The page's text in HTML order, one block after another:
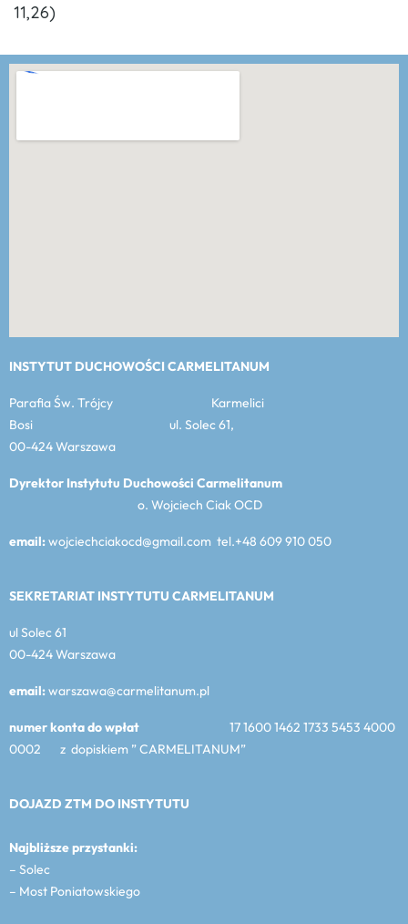
11,26)
INSTYTUT DUCHOWOŚCI CARMELITANUM
Parafia Św. Trójcy Karmelici
Bosi ul. Solec 61,
00-424 Warszawa
Dyrektor Instytutu Duchowości Carmelitanum
o. Wojciech Ciak OCD
email:wojciechciakocd@gmail.com tel.+48 609 910 050
SEKRETARIAT INSTYTUTU CARMELITANUM
ul Solec 61
00-424 Warszawa
email:warszawa@carmelitanum.pl
numer konta do wpłat 17 1600 1462 1733 5453 4000
0002 z dopiskiem ” CARMELITANUM”
DOJAZD ZTM DO INSTYTUTU
Najbliższe przystanki:
– Solec
– Most Poniatowskiego